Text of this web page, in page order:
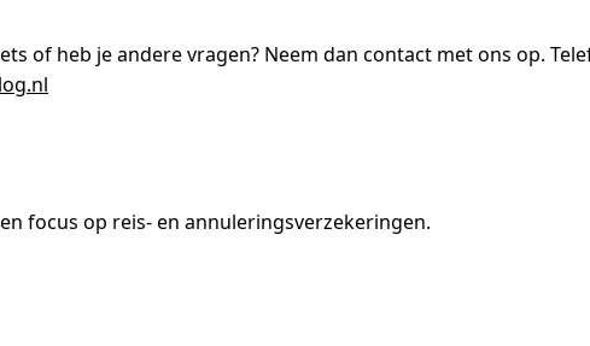
of heb je andere vragen? Neem dan contact met ons op.
focus op reis- en annuleringsverzekeringen.